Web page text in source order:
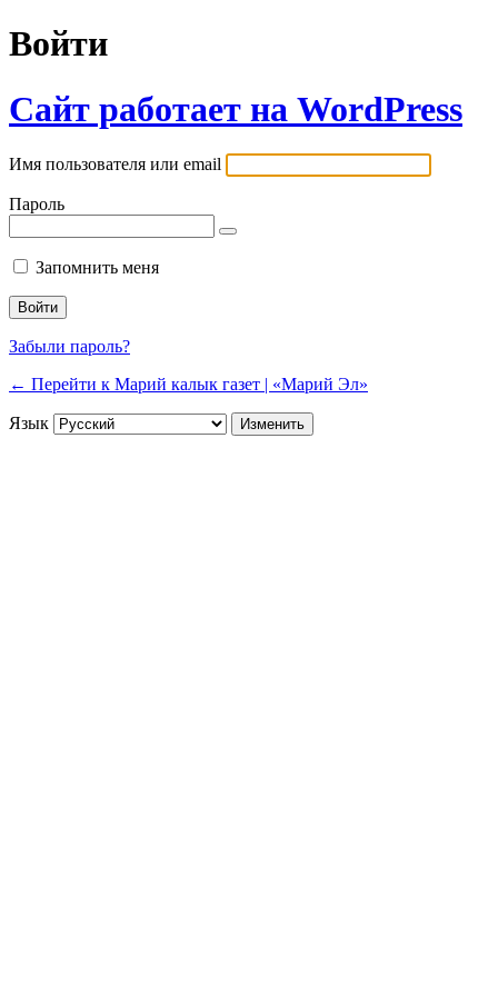
Войти
Сайт работает на WordPress
Имя пользователя или email
Пароль
Запомнить меня
Забыли пароль?
← Перейти к Марий калык газет | «Марий Эл»
Язык